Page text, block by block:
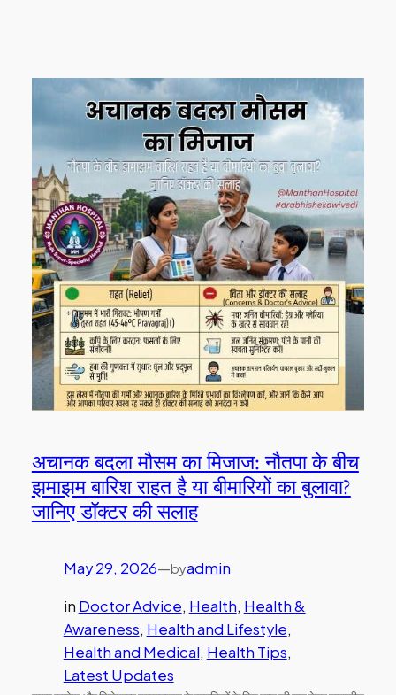
अचानक बदला मौसम का मिजाज: नौतपा के बीच
झमाझम बारिश राहत है या बीमारियों का बुलावा?
जानिए डॉक्टर की सलाह
May 29, 2026—byadmin
in Doctor Advice, Health, Health &
Awareness, Health and Lifestyle
Health and Medical, Health Tips
Latest Updates